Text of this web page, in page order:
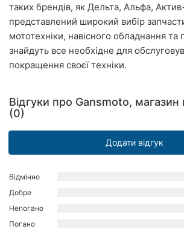
Одеса
Кропивницький
Київ
Харків
Львів
Кривий
Ріг
таких брендів, як Дельта, Альфа,
представлений широкий вибір
мототехніки, навісного обладнання та
знайдуть все необхідне для
покращення своєї техніки.
Відгуки про Gansmoto, магазин
(0)
Додати відгук
Відмінно
Добре
Непогано
Погано